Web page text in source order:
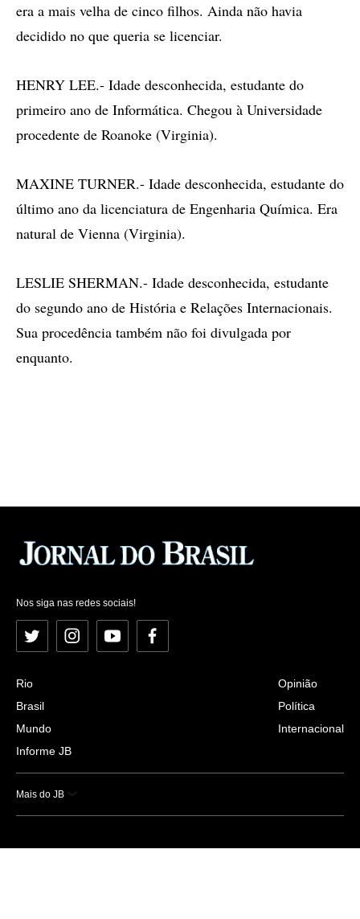
era a mais velha de cinco filhos. Ainda não havia
decidido no que queria se licenciar.
HENRY LEE.- Idade desconhecida, estudante do
primeiro ano de Informática. Chegou à Universidade
procedente de Roanoke (Virginia).
MAXINE TURNER.- Idade desconhecida, estudante do
último ano da licenciatura de Engenharia Química. Era
natural de Vienna (Virginia).
LESLIE SHERMAN.- Idade desconhecida, estudante
do segundo ano de História e Relações Internacionais.
Sua procedência também não foi divulgada por
enquanto.
Nos siga nas redes sociais!
Twitter InstagramYouTubeFacebook
Rio
Brasil
Mundo
Informe JB
Opinião
Política
Internacional
Mais do JB
Esportes